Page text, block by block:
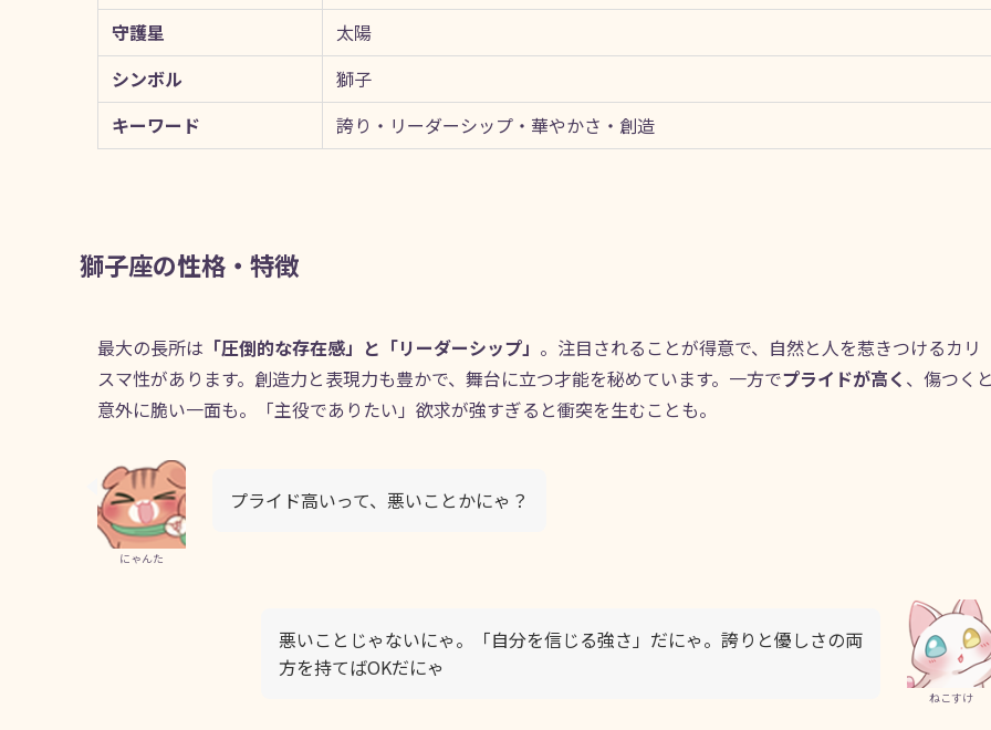
守護星
太陽
シンボル
獅子
キーワード
誇り・リーダーシップ・華やかさ・創造
獅子座の性格・特徴
最大の長所は 「圧倒的な存在感」と「リーダーシップ」 。注目されることが得意で、自然と人を惹きつけるカリ
スマ性があります。創造力と表現力も豊かで、舞台に立つ才能を秘めています。一方でプライドが高く 、傷つく
意外に脆い一面も。「主役でありたい」欲求が強すぎると衝突を生むことも。
にゃんた
プライド高いって、悪いことかにゃ？
ねこすけ
悪いことじゃないにゃ。「自分を信じる強さ」だにゃ。誇りと優しさの両
方を持てばOKだにゃ